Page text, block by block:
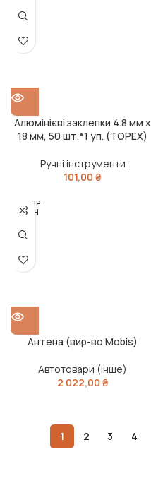
Алюмінієві заклепки 4.8 мм х
18 мм, 50 шт.*1 уп. (TOPEX)
Ручні інструменти
101,00 ₴
РОЗПР
ОДАН
Антена (вир-во Mobis)
Автотовари (інше)
2 022,00 ₴
1 2 3 4